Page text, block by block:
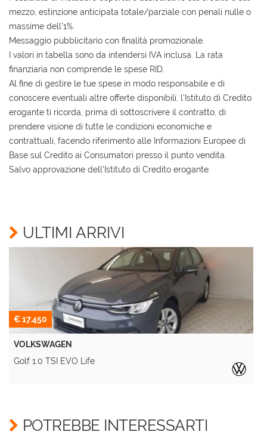
Ho letto e accettol'informativa privacy*
Invia la tua richiesta
mezzo, estinzione anticipata totale/parziale con penali nulle o
massime dell'1%.
Messaggio pubblicitario con finalità promozionale.
I valori in tabella sono da intendersi IVA inclusa. La rata
finanziaria non comprende le spese RID.
Al fine di gestire le tue spese in modo responsabile e di
conoscere eventuali altre offerte disponibili, l'Istituto di Credito
erogante ti ricorda, prima di sottoscrivere il contratto, di
prendere visione di tutte le condizioni economiche e
contrattuali, facendo riferimento alle Informazioni Europee di
Base sul Credito ai Consumatori presso il punto vendita.
Salvo approvazione dell'Istituto di Credito erogante.
ULTIMI ARRIVI
€ 17.450
VOLKSWAGEN
Golf 1.0 TSI EVO Life
POTREBBE INTERESSARTI